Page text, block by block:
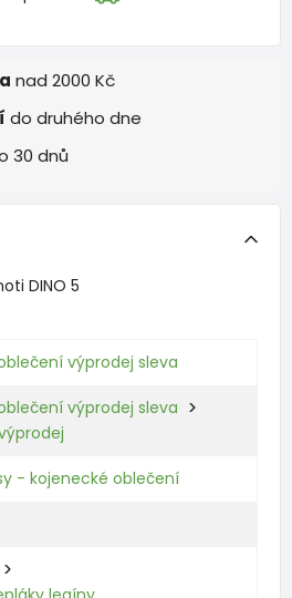
nad 2000 Kč
do druhého dne
30 dnů
DINO 5
výprodej sleva
výprodej sleva
- kojenecké oblečení